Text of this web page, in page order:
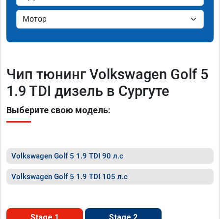
Чип тюнинг Volkswagen Golf 5
1.9 TDI дизель в Сургуте
Выберите свою модель:
Volkswagen Golf 5 1.9 TDI 90 л.с
Volkswagen Golf 5 1.9 TDI 105 л.с